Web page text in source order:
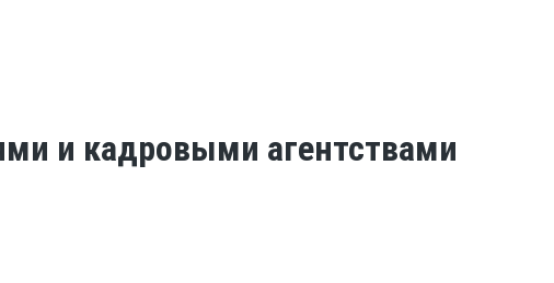
и кадровыми агентствами